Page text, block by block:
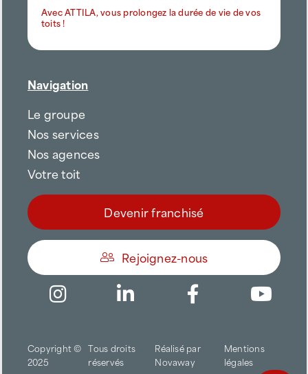
Avec ATTILA, vous prolongez la durée de vie de vos
toits !
Navigation
Le groupe
Nos services
Nos agences
Votre toit
Devenir franchisé
Rejoignez-nous
Copyright ©
2025
Tous droits
réservés
Réalisé par
Novaway
Mentions
légales
Trouver une agence